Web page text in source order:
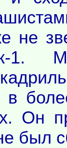
не
1.
в
Он
был